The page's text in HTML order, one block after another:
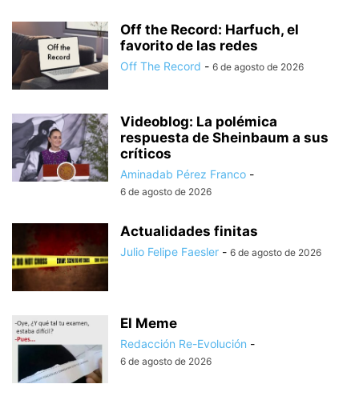
Off the Record: Harfuch, el
favorito de las redes
Off The Record - 6 de agosto de 2026
Videoblog: La polémica
respuesta de Sheinbaum a sus
críticos
Aminadab Pérez Franco -
6 de agosto de 2026
Actualidades finitas
Julio Felipe Faesler - 6 de agosto de 2026
El Meme
Redacción Re-Evolución -
6 de agosto de 2026